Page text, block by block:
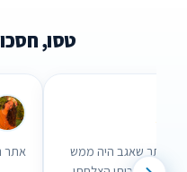
טסו, חסכו
אתר
האתר שאגב היה ממש